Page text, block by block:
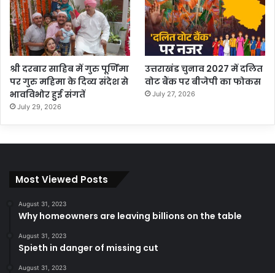
श्री दरबार साहिब में गुरु पूर्णिमा
पर गुरु महिमा के दिव्य संदेश से
भावविभोर हुई संगतें
July 29, 2026
उत्तराखंड चुनाव 2027 में दलित
वोट बैंक पर बीजेपी का फोकस
July 27, 2026
Most Viewed Posts
August 31, 2023
Why homeowners are leaving billions on the table
August 31, 2023
Spieth in danger of missing cut
August 31, 2023